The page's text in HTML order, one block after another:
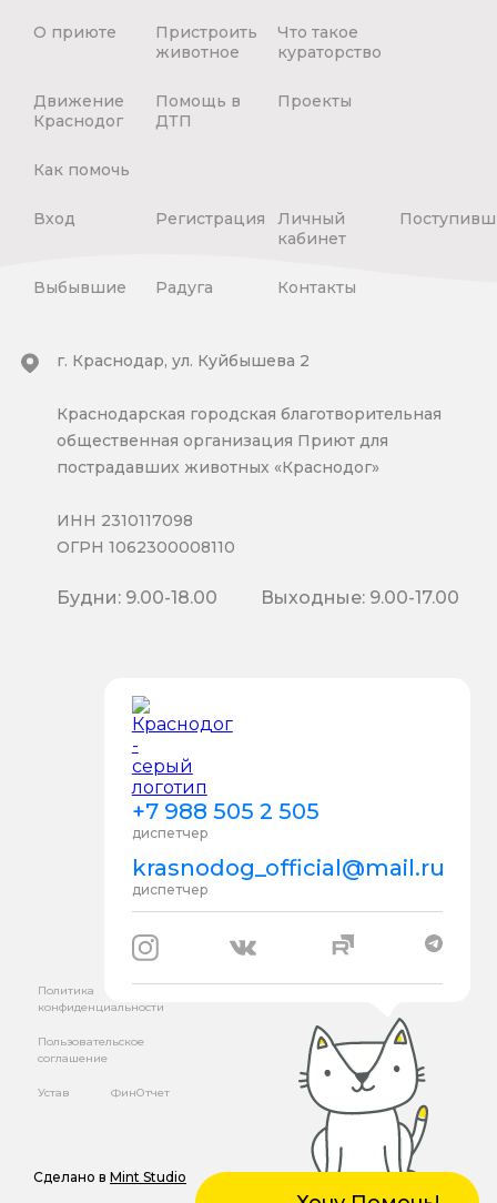
О приюте
Пристроить
животное
Что такое
кураторство
Движение
Краснодог
Помощь в
ДТП
Проекты
Как помочь
Вход Регистрация
Личный
кабинет
Выбывшие Радуга Контакты
+7 988 505 2 505
диспетчер
krasnodog_official@mail.ru
диспетчер
г. Краснодар, ул. Куйбышева 2
Краснодарская городская благотворительная
общественная организация Приют для
пострадавших животных «Краснодог»
ИНН 2310117098
ОГРН 1062300008110
Будни: 9.00-18.00 Выходные: 9.00-17.00
Политика
конфиденциальности
Пользовательское
соглашение
Устав ФинОтчет
Сделано в Mint Studio